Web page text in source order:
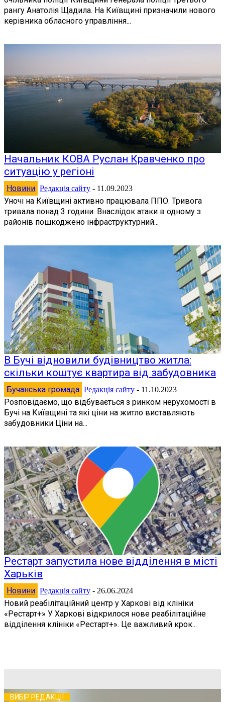
рангу Анатолія Щадила. На Київщині призначили нового
керівника обласного управління...
Начальник КОВА Руслан Кравченко про
ситуацію у регіоні
Новини Редакція сайту - 11.09.2023
Уночі на Київщині активно працювала ППО. Тривога
тривала понад 3 години. Внаслідок атаки в одному з
районів пошкоджено інфраструктурний...
В Бучі відновили будівництво житла:
скільки коштує квартира від забудовника
Бучанська громада Редакція сайту - 11.10.2023
Розповідаємо, що відбувається з ринком нерухомості в
Бучі на Київщині та які ціни на житло виставляють
забудовники Ціни на...
Рестарт запустила нове відділення в місті
Харьків
Новини Редакція сайту - 26.06.2024
Новий реабілітаційний центр у Харкові від клініки
«Рестарт+» У Харкові відкрилося нове реабілітаційне
відділення клініки «Рестарт+». Це важливий крок...
ВИБІР РЕДАКЦІЇ